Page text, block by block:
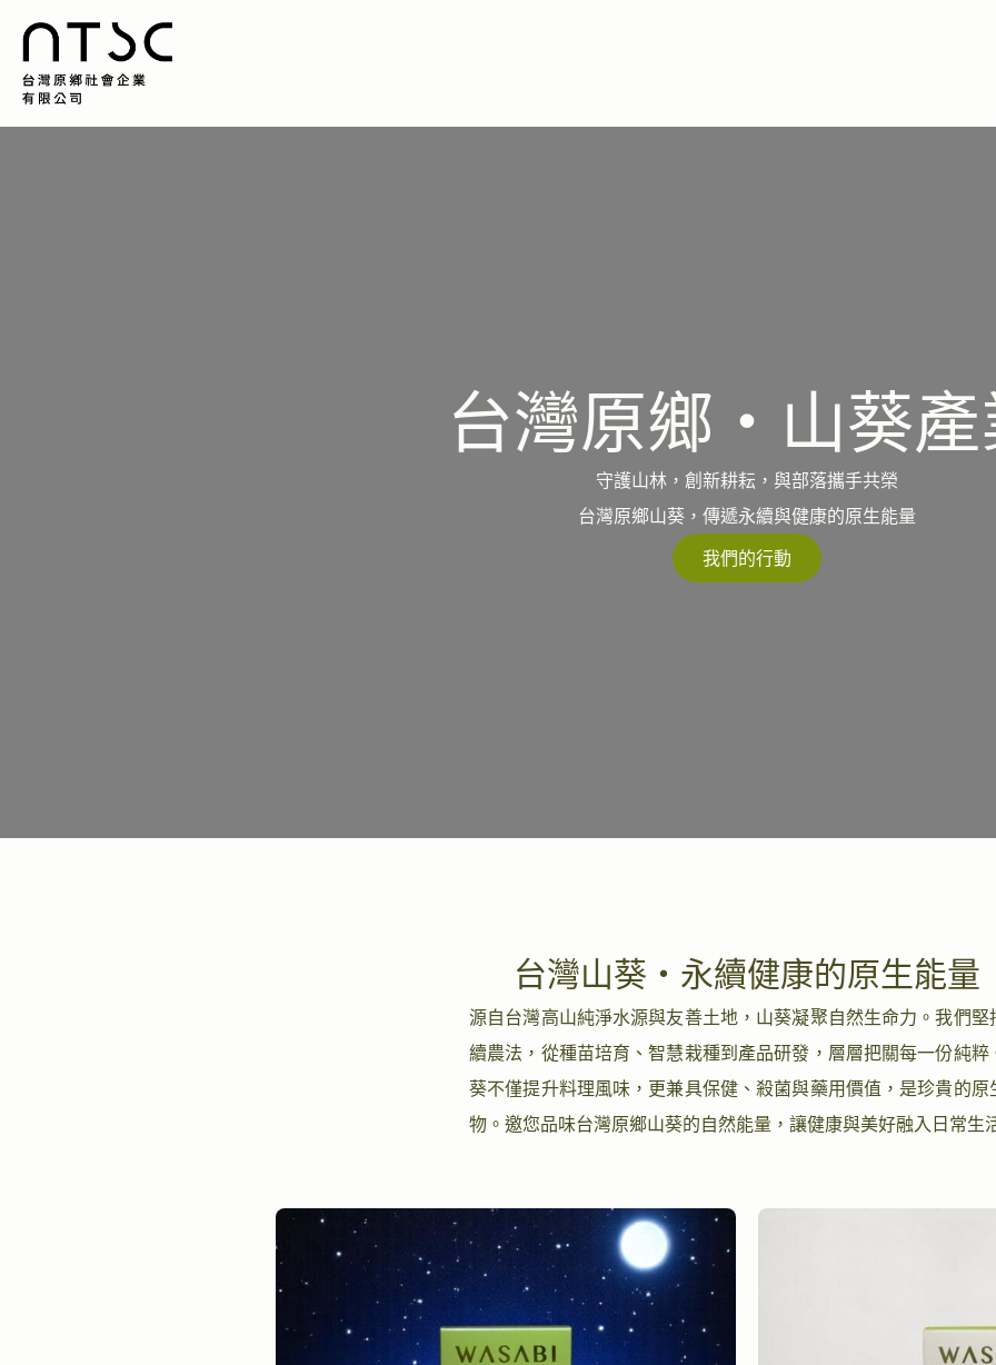
台灣原鄉・山葵
守護山林，創新耕耘，與部落攜手共榮
台灣原鄉山葵，傳遞永續與健康的原生能量
我們的行動
台灣山葵・永續健康的原生能量
源自台灣高山純淨水源與友善土地，山葵凝聚自然生命力。我們堅
續農法，從種苗培育、智慧栽種到產品研發，層層把關每一份純粹
葵不僅提升料理風味，更兼具保健、殺菌與藥用價值，是珍貴的原
物。邀您品味台灣原鄉山葵的自然能量，讓健康與美好融入日常生